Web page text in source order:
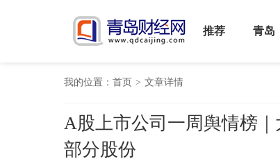
推荐 青岛
我的位置： 首页 > 文章详情
A股上市公司一周舆情榜
部分股份